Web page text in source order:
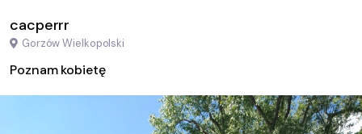
cacperrr
Gorzów Wielkopolski
Poznam kobietę